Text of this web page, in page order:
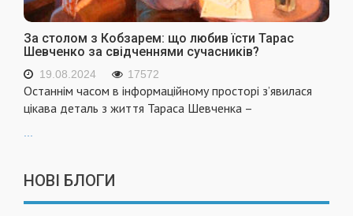
За столом з Кобзарем: що любив їсти Тарас
Шевченко за свідченнями сучасників?
19.08.2024 17572
Останнім часом в інформаційному просторі з’явилася
цікава деталь з життя Тараса Шевченка –
НОВІ БЛОГИ